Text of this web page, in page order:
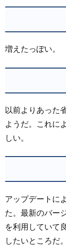
増えたっぽい。
以前よりあった
ようだ。これに
しい。
アップデートに
た。最新のバー
を利用していて
したいところだ。